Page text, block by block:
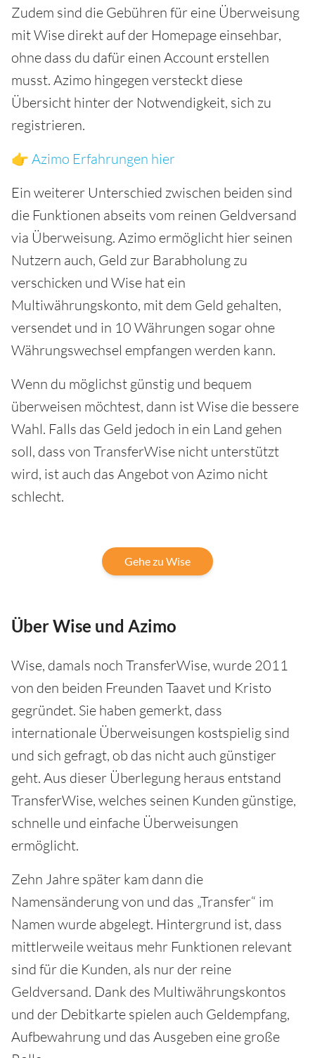
Zudem sind die Gebühren für eine Überweisung
mit Wise direkt auf der Homepage einsehbar,
ohne dass du dafür einen Account erstellen
musst. Azimo hingegen versteckt diese
Übersicht hinter der Notwendigkeit, sich zu
registrieren.
👉 Azimo Erfahrungen hier
Ein weiterer Unterschied zwischen beiden sind
die Funktionen abseits vom reinen Geldversand
via Überweisung. Azimo ermöglicht hier seinen
Nutzern auch, Geld zur Barabholung zu
verschicken und Wise hat ein
Multiwährungskonto, mit dem Geld gehalten,
versendet und in 10 Währungen sogar ohne
Währungswechsel empfangen werden kann.
Wenn du möglichst günstig und bequem
überweisen möchtest, dann ist Wise die bessere
Wahl. Falls das Geld jedoch in ein Land gehen
soll, dass von TransferWise nicht unterstützt
wird, ist auch das Angebot von Azimo nicht
schlecht.
Gehe zu Wise
Über Wise und Azimo
Wise, damals noch TransferWise, wurde 2011
von den beiden Freunden Taavet und Kristo
gegründet. Sie haben gemerkt, dass
internationale Überweisungen kostspielig sind
und sich gefragt, ob das nicht auch günstiger
geht. Aus dieser Überlegung heraus entstand
TransferWise, welches seinen Kunden günstige,
schnelle und einfache Überweisungen
ermöglicht.
Zehn Jahre später kam dann die
Namensänderung von und das „Transfer“ im
Namen wurde abgelegt. Hintergrund ist, dass
mittlerweile weitaus mehr Funktionen relevant
sind für die Kunden, als nur der reine
Geldversand. Dank des Multiwährungskontos
und der Debitkarte spielen auch Geldempfang,
Aufbewahrung und das Ausgeben eine große